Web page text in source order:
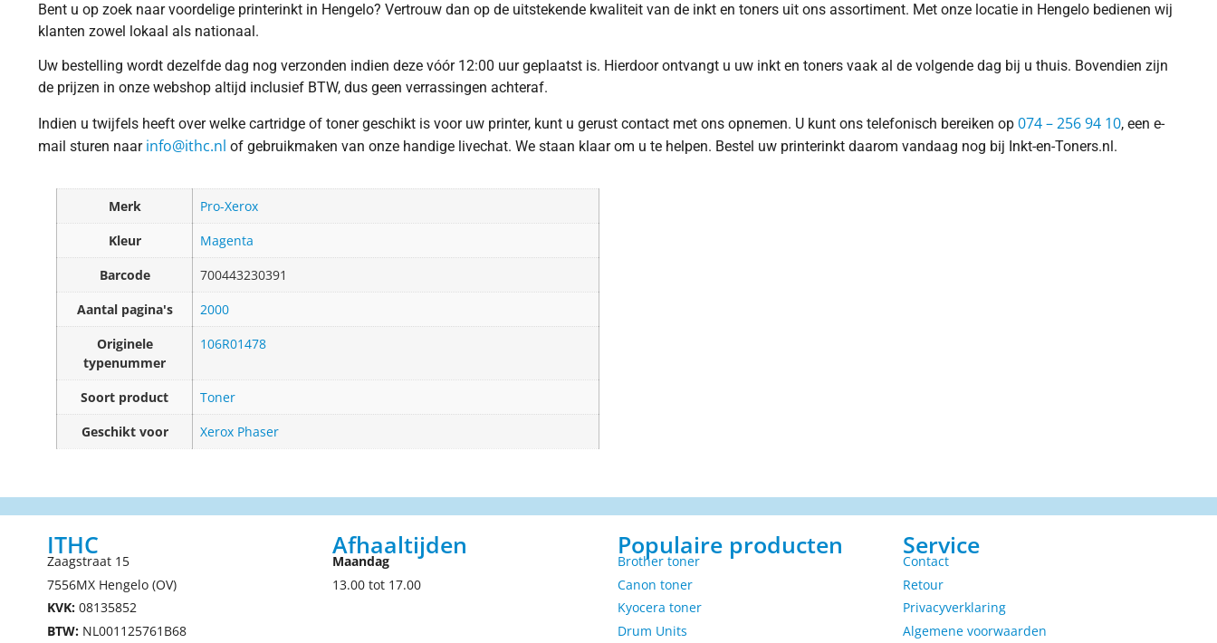
Bent u op zoek naar voordelige printerinkt in Hengelo? Vertrouw dan op de uitstekende kwaliteit van de inkt en toners uit ons assortiment. Met onze locatie in Hengelo bedienen wij
klanten zowel lokaal als nationaal.
Uw bestelling wordt dezelfde dag nog verzonden indien deze vóór 12:00 uur geplaatst is. Hierdoor ontvangt u uw inkt en toners vaak al de volgende dag bij u thuis. Bovendien zijn
de prijzen in onze webshop altijd inclusief BTW, dus geen verrassingen achteraf.
Indien u twijfels heeft over welke cartridge of toner geschikt is voor uw printer, kunt u gerust contact met ons opnemen. U kunt ons telefonisch bereiken op 074 – 256 94 10, een e-
mail sturen naar info@ithc.nl of gebruikmaken van onze handige livechat. We staan klaar om u te helpen. Bestel uw printerinkt daarom vandaag nog bij Inkt-en-Toners.nl.
Merk
Pro-Xerox
Kleur
Magenta
Barcode
700443230391
Aantal pagina's
2000
Originele
typenummer
106R01478
Soort product
Toner
Geschikt voor
Xerox Phaser
ITHC
Zaagstraat 15
7556MX Hengelo (OV)
KVK: 08135852
BTW: NL001125761B68
Afhaaltijden
Maandag
13.00 tot 17.00
Populaire producten
Brother toner
Canon toner
Kyocera toner
Drum Units
Service
Contact
Retour
Privacyverklaring
Algemene voorwaarden